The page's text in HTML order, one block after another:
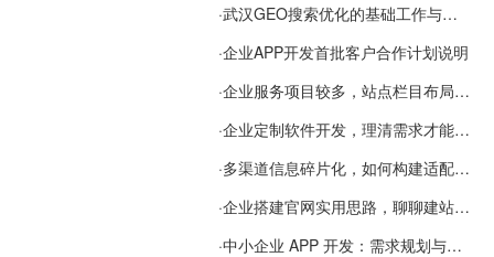
·武汉GEO搜索优化的基础工作与实施思路
·企业APP开发首批客户合作计划说明
·企业服务项目较多，站点栏目布局规划参考思路
·企业定制软件开发，理清需求才能提升数字化落地效率
·多渠道信息碎片化，如何构建适配 AI 检索的品牌信息源
·企业搭建官网实用思路，聊聊建站容易忽视的问题
·中小企业 APP 开发：需求规划与项目落地避坑经验分享